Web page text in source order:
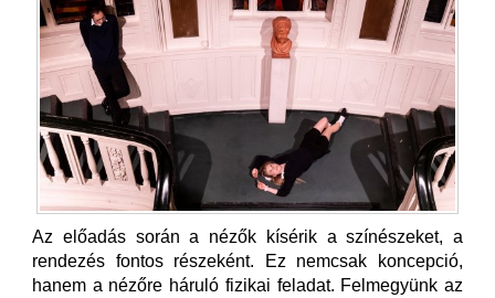
Az előadás során a nézők kísérik a színészeket, a
rendezés fontos részeként. Ez nemcsak koncepció,
hanem a nézőre háruló fizikai feladat. Felmegyünk az